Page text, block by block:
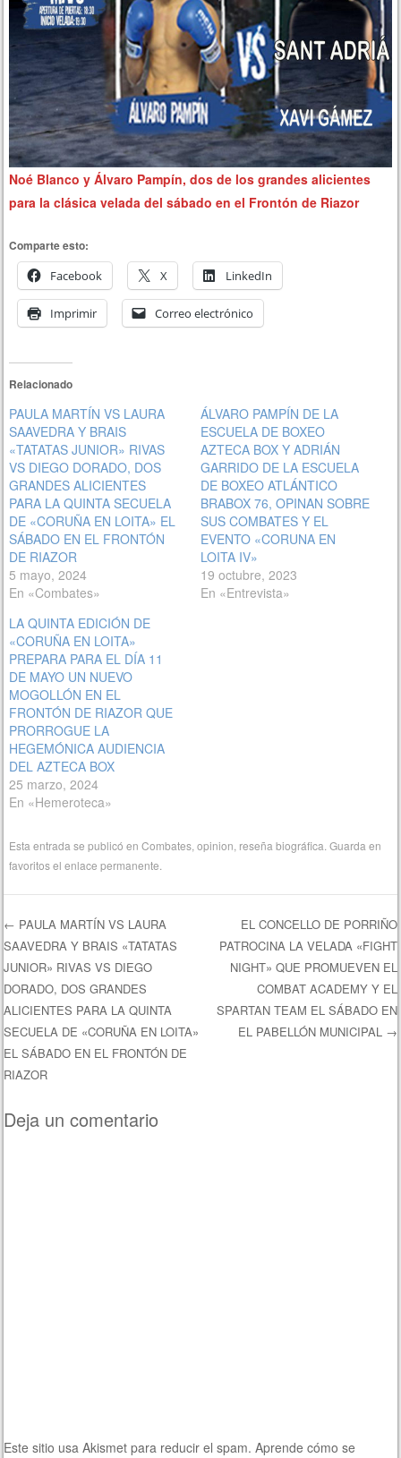
Noé Blanco y Álvaro Pampín, dos de los grandes alicientes
para la clásica velada del sábado en el Frontón de Riazor
Comparte esto:
Facebook
X LinkedIn
Imprimir Correo electrónico
Relacionado
PAULA MARTÍN VS LAURA
SAAVEDRA Y BRAIS
«TATATAS JUNIOR» RIVAS
VS DIEGO DORADO, DOS
GRANDES ALICIENTES
PARA LA QUINTA SECUELA
DE «CORUÑA EN LOITA» EL
SÁBADO EN EL FRONTÓN
DE RIAZOR
5 mayo, 2024
En «Combates»
ÁLVARO PAMPÍN DE LA
ESCUELA DE BOXEO
AZTECA BOX Y ADRIÁN
GARRIDO DE LA ESCUELA
DE BOXEO ATLÁNTICO
BRABOX 76, OPINAN SOBRE
SUS COMBATES Y EL
EVENTO «CORUNA EN
LOITA IV»
19 octubre, 2023
En «Entrevista»
LA QUINTA EDICIÓN DE
«CORUÑA EN LOITA»
PREPARA PARA EL DÍA 11
DE MAYO UN NUEVO
MOGOLLÓN EN EL
FRONTÓN DE RIAZOR QUE
PRORROGUE LA
HEGEMÓNICA AUDIENCIA
DEL AZTECA BOX
25 marzo, 2024
En «Hemeroteca»
Esta entrada se publicó enCombates ,opinion reseña biográfica . Guarda en
favoritos elenlace permanente
Navegación de entradas
← PAULA MARTÍN VS LAURA
SAAVEDRA Y BRAIS «TATATAS
JUNIOR» RIVAS VS DIEGO
DORADO, DOS GRANDES
ALICIENTES PARA LA QUINTA
SECUELA DE «CORUÑA EN LOITA»
EL SÁBADO EN EL FRONTÓN DE
RIAZOR
EL CONCELLO DE PORRIÑO
PATROCINA LA VELADA «FIGHT
NIGHT» QUE PROMUEVEN EL
COMBAT ACADEMY Y EL
SPARTAN TEAM EL SÁBADO EN
EL PABELLÓN MUNICIPAL →
Deja un comentario
Este sitio usa Akismet para reducir el spam.Aprende cómo se